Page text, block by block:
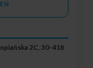
2C, 30-418